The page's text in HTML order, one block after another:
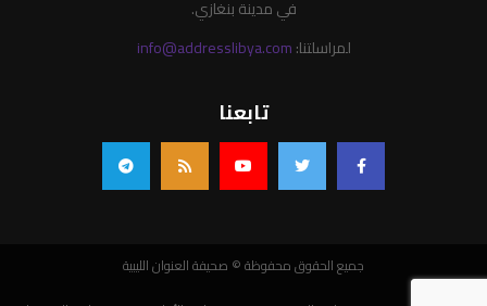
في مدينة بنغازي.
لمراسلتنا:info@addresslibya.com
تابعنا
جميع الحقوق محفوظة © صحيفة العنوان الليبية